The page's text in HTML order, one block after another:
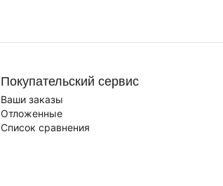
Покупательский сервис
Ваши заказы
Отложенные
Список сравнения